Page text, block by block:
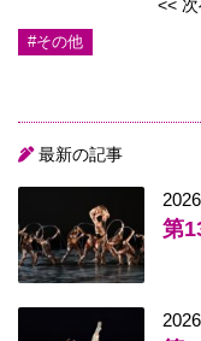
<<
#その他
最新の記事
第